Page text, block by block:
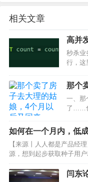
相关文章
高并
包、
秒杀业
行，这
为。微
购等业
抢红
那个
回来
一、那
了……
悠悠
想要
子，
如何在一个月内，低
【来源丨人人都是产品经
源，想到起步获取种子用
拉不来一个用户？拉来的
跑？眼看有上千号种子用
闫东